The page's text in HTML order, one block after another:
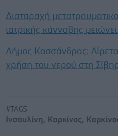
Διαταραχή
ιατρικής κάνναβης
Δήμος Κασσάνδρας:
χρήση του νερού στη
#TAGS
Ινσουλίνη, Καρκίνος,